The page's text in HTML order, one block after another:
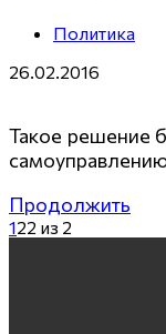
Политика
26.02.2016
Такое решение
Продолжить
122 из 2